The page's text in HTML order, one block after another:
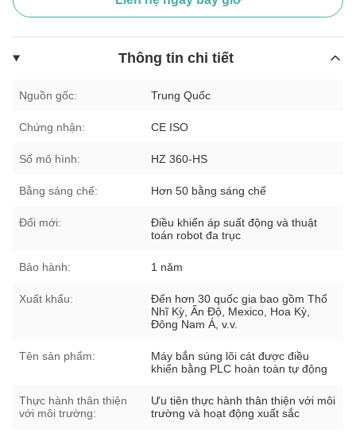
Thông tin chi tiết
Nguồn gốc: Trung Quốc
Chứng nhận: CE ISO
Số mô hình: HZ 360-HS
Bằng sáng chế: Hơn 50 bằng sáng chế
Đổi mới:
Điều khiển áp suất động và thuật
toán robot đa trục
Bảo hành: 1 năm
Xuất khẩu:
Đến hơn 30 quốc gia bao gồm Thổ
Nhĩ Kỳ, Ấn Độ, Mexico, Hoa Kỳ,
Đông Nam Á, v.v.
Tên sản phẩm:
Máy bắn súng lõi cát được điều
khiển bằng PLC hoàn toàn tự động
Thực hành thân thiện
với môi trường:
Ưu tiên thực hành thân thiện với môi
trường và hoạt động xuất sắc